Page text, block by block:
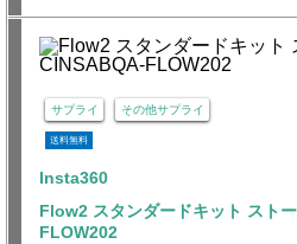
サプライ その他サプライ
送料無料
Insta360
Flow2 スタンダードキット スト
FLOW202